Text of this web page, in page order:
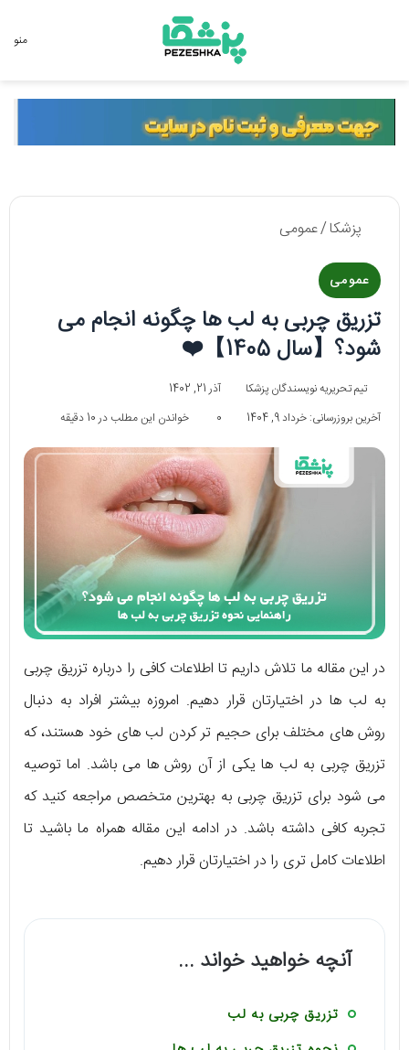
منو
پزشکا/عمومی
عمومی
تزریق چربی به لب ها چگونه انجام می
شود؟【سال 1405】❤️
تیم تحریریه نویسندگان پزشکا
آذر 21, 1402
آخرین بروزرسانی: خرداد 9, 1404
0 خواندن این مطلب در 10 دقیقه
در این مقاله ما تلاش داریم تا اطلاعات کافی را درباره تزریق چربی
به لب ها در اختیارتان قرار دهیم. امروزه بیشتر افراد به دنبال
روش های مختلف برای حجیم تر کردن لب های خود هستند، که
تزریق چربی به لب ها یکی از آن روش ها می باشد. اما توصیه
می شود برای تزریق چربی به بهترین متخصص مراجعه کنید که
تجربه کافی داشته باشد. در ادامه این مقاله همراه ما باشید تا
اطلاعات کامل تری را در اختیارتان قرار دهیم.
آنچه خواهید خواند ...
تزریق چربی به لب